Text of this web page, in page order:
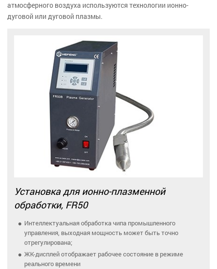
атмосферного воздуха используются технологии ионно-
дуговой или дуговой плазмы.
Установка для ионно-плазменной
обработки, FR50
Интеллектуальная обработка чипа промышленного
управления, выходная мощность может быть точно
отрегулирована;
ЖК-дисплей отображает рабочее состояние в режиме
реального времени